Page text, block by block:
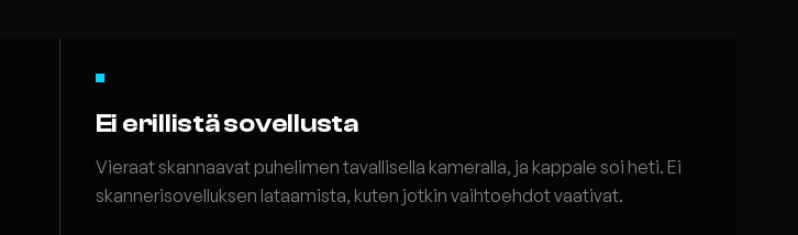
Ei erillistä sovellusta
Vieraat skannaavat puhelimen tavallisella kameralla, ja kappale soi heti. Ei
skannerisovelluksen lataamista, kuten jotkin vaihtoehdot vaativat.